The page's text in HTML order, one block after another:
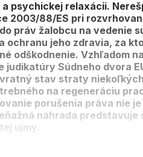
psychickej relaxácii.
2003/88/ES pri
práv žalobcu na vedenie
ochranu jeho zdravia, za
odškodnenie. Vzhľadom
judikatúry Súdneho dvora
stav straty
na regeneráciu
porušenia práva nie
náhrada predstavuje
ujmy.